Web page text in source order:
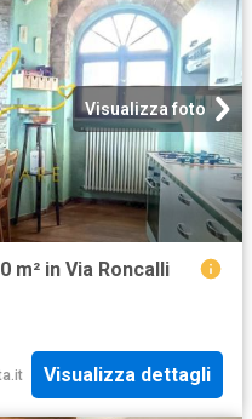
Visualizza foto
m² in Via Roncalli
Visualizza dettagli